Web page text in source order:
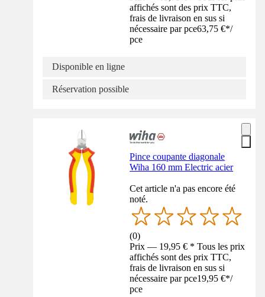
affichés sont des prix TTC,
frais de livraison en sus si
nécessaire par pce63,75 €*/
pce
Disponible en ligne
Réservation possible
Pince coupante diagonale
Wiha 160 mm Electric acier
Cet article n'a pas encore été
noté.
(0)
Prix — 19,95 € * Tous les prix
affichés sont des prix TTC,
frais de livraison en sus si
nécessaire par pce19,95 €*/
pce